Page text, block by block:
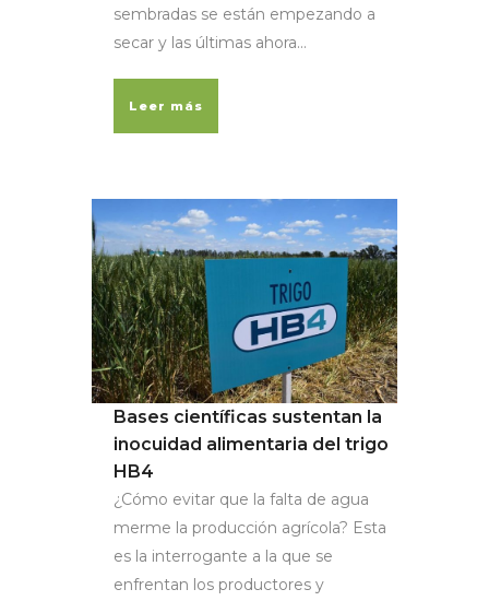
sembradas se están empezando a
secar y las últimas ahora...
Leer más
Bases científicas sustentan la
inocuidad alimentaria del trigo
HB4
¿Cómo evitar que la falta de agua
merme la producción agrícola? Esta
es la interrogante a la que se
enfrentan los productores y